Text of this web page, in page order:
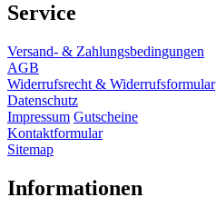
Service
Versand- & Zahlungsbedingungen
AGB
Widerrufsrecht & Widerrufsformular
Datenschutz
Impressum Gutscheine
Kontaktformular
Sitemap
Informationen